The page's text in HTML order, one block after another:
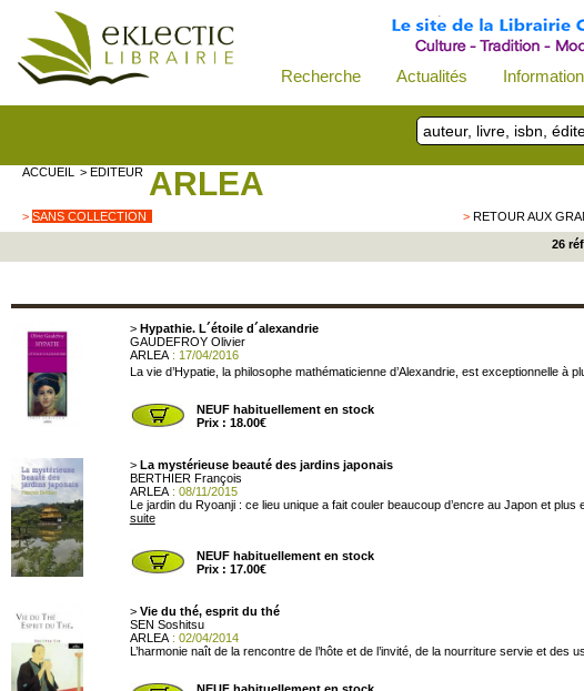
Recherche Actualités
ACCUEIL > EDITEUR ARLEA
> SANS COLLECTION >RETOUR AUX
26
> Hypathie. L´étoile d´alexandrie
GAUDEFROY Olivier
ARLEA: 17/04/2016
La vie d’Hypatie, la philosophe mathématicienne d’Alexandrie, est exceptionnelle à
NEUF habituellement en stock
Prix : 18.00€
> La mystérieuse beauté des jardins japonais
BERTHIER François
ARLEA: 08/11/2015
Le jardin du Ryoanji : ce lieu unique a fait couler beaucoup d’encre au Japon et
suite
NEUF habituellement en stock
Prix : 17.00€
> Vie du thé, esprit du thé
SEN Soshitsu
ARLEA: 02/04/2014
L’harmonie naît de la rencontre de l’hôte et de l’invité, de la nourriture servie et